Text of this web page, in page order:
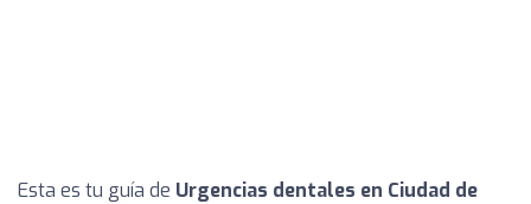
Esta es tu guía de Urgencias dentales en Ciudad de